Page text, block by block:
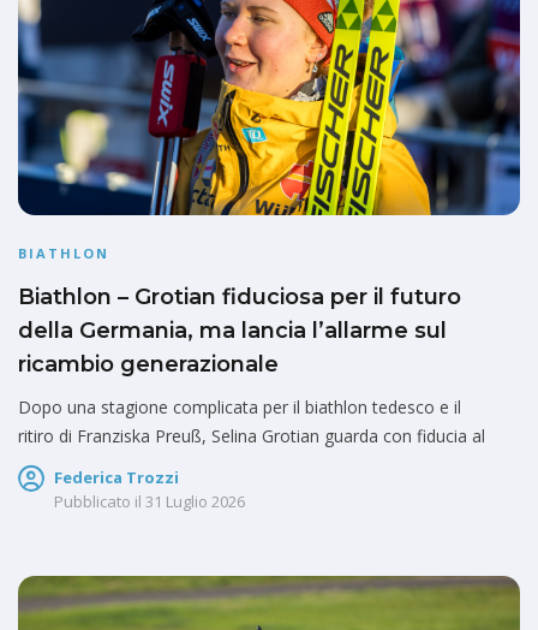
BIATHLON
Biathlon – Grotian fiduciosa per il futuro
della Germania, ma lancia l’allarme sul
ricambio generazionale
Dopo una stagione complicata per il biathlon tedesco e il
ritiro di Franziska Preuß, Selina Grotian guarda con fiducia al
Federica Trozzi
Pubblicato il 31 Luglio 2026